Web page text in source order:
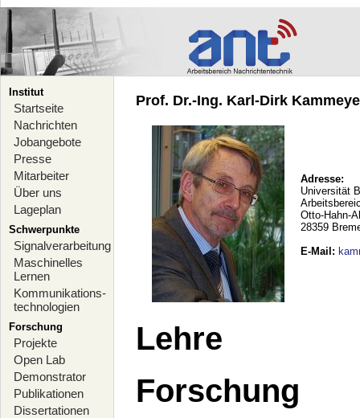
Institut
Startseite
Nachrichten
Jobangebote
Presse
Mitarbeiter
Über uns
Lageplan
Schwerpunkte
Signalverarbeitung
Maschinelles
Lernen
Kommunikations-
technologien
Forschung
Projekte
Open Lab
Demonstrator
Publikationen
Dissertationen
Prof. Dr.-Ing. Karl-Dirk
Adresse:
Universität
Otto-Hahn-
28359
E-Mail :
Lehre
Forschung